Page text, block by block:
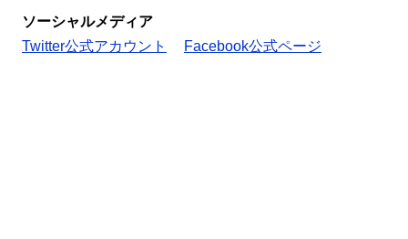
ソーシャルメディア
Twitter公式アカウント
Facebook公式ページ